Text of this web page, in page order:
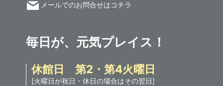
メールでのお問合せはコチラ
毎日が、元気プレイス！
休館日 第2・第4火曜日
[火曜日が祝日・休日の場合はその翌日]